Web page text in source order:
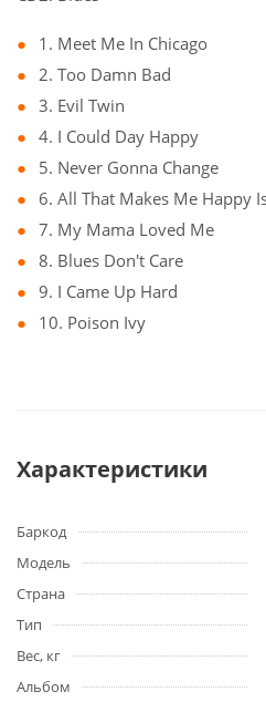
1. Meet Me In Chicago
2. Too Damn Bad
3. Evil Twin
4. I Could Day Happy
5. Never Gonna Change
6. All That Makes Me Happy
7. My Mama Loved Me
8. Blues Don't Care
9. I Came Up Hard
10. Poison Ivy
Характеристики
Баркод
Модель
Страна
Тип
Вес, кг
Альбом